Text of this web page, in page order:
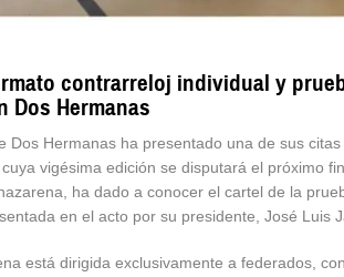
contrarreloj individual y
Dos Hermanas
Dos Hermanas ha presentado una de sus
cuya vigésima edición se disputará el próximo
ha dado a conocer el cartel de la
en el acto por su presidente, José Luis
está dirigida exclusivamente a federados,